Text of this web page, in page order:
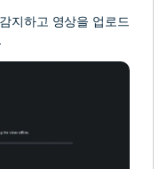
지하고 영상을 업로드